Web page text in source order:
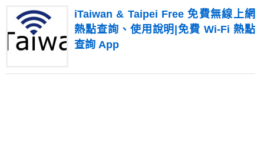
iTaiwan & Taipei Free 免費無線上網
熱點查詢、使用說明|免費 Wi-Fi 熱點
查詢 App